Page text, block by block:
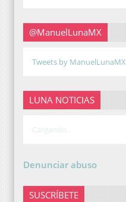
@ManuelLunaMX
Tweets by ManuelLunaMX
LUNA NOTICIAS
Cargando...
Denunciar abuso
SUSCRÍBETE